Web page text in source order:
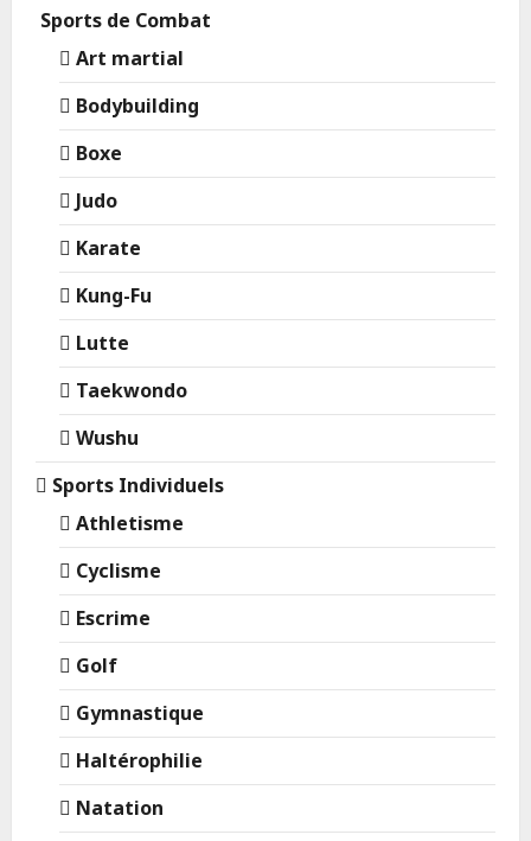
Sports de Combat
Art martial
Bodybuilding
Boxe
Judo
Karate
Kung-Fu
Lutte
Taekwondo
Wushu
Sports Individuels
Athletisme
Cyclisme
Escrime
Golf
Gymnastique
Haltérophilie
Natation